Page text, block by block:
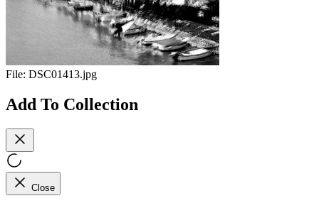
File: DSC01413.jpg
Add To Collection
Close